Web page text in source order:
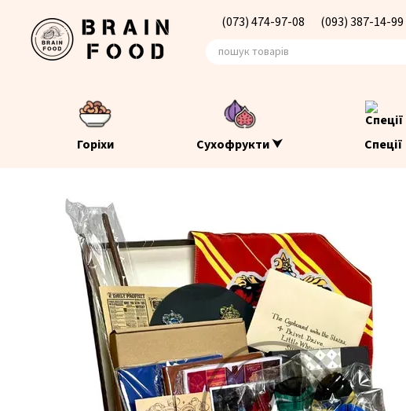
(073) 474-97-08 (093) 387-14-99
Горіхи Сухофрукти ⮟ Спеції